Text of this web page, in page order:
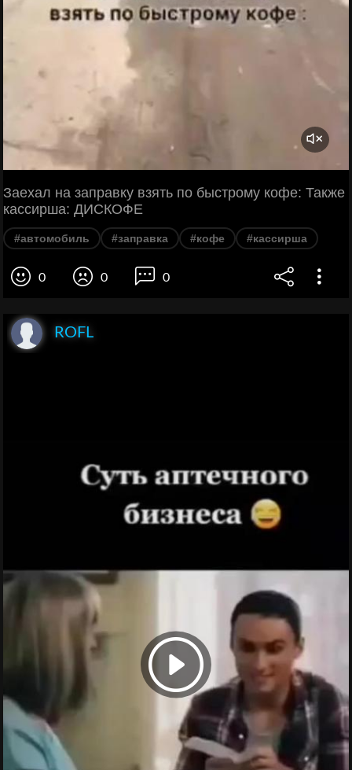
Заехал на заправку взять по быстрому кофе: Также
кассирша: ДИСКОФЕ
#автомобиль #заправка #кофе #кассирша
0 0 0
ROFL